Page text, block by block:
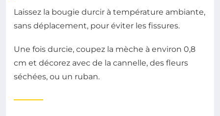
Laissez la bougie durcir à température ambiante,
sans déplacement, pour éviter les fissures.
Une fois durcie, coupez la mèche à environ 0,8
cm et décorez avec de la cannelle, des fleurs
séchées, ou un ruban.